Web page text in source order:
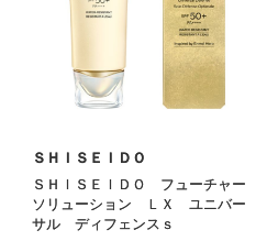
ＳＨＩＳＥＩＤＯ
ＳＨＩＳＥＩＤＯ フューチャー
ソリューション ＬＸ ユニバー
サル ディフェンスｓ